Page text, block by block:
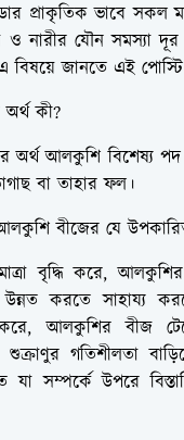
প্রাকৃতিক ভাবে সকল
নারীর যৌন সমস্যা দূর
জানতে এই
কী?
অর্থ আলকুশি বিশেষ্য
বা তাহার ফল।
বীজের যে
বৃদ্ধি করে,
উন্নত করতে সাহায্য
আলকুশির বীজ
গতিশীলতা
যা সম্পর্কে উপরে